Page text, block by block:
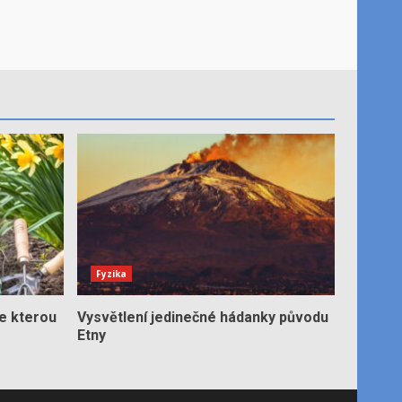
kterou
Fyzika
Vysvětlení jedinečné hádanky původu
Etny